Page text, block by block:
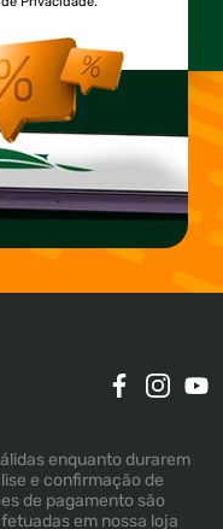
enquanto durarem
e confirmação de
de pagamento são
em nossa loja